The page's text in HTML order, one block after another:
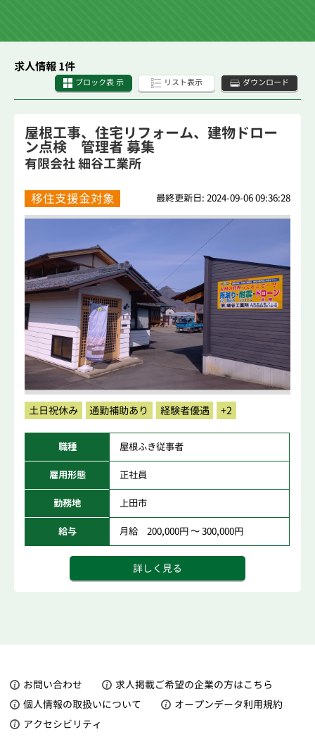
求人情報 1件
ブロック表 示 リスト表示 ダウンロード
屋根工事、住宅リフォーム、建物ドロー
ン点検 管理者 募集
有限会社 細谷工業所
移住支援金対象 最終更新日: 2024-09-06 09:36:28
土日祝休み 通勤補助あり 経験者優遇 +2
職種 屋根ふき従事者
雇用形態 正社員
勤務地 上田市
給与 月給 200,000円 ～ 300,000円
詳しく見る
お問い合わせ
求人掲載ご希望の企業の方はこちら
個人情報の取扱いについて
オープンデータ利用規約
アクセシビリティ